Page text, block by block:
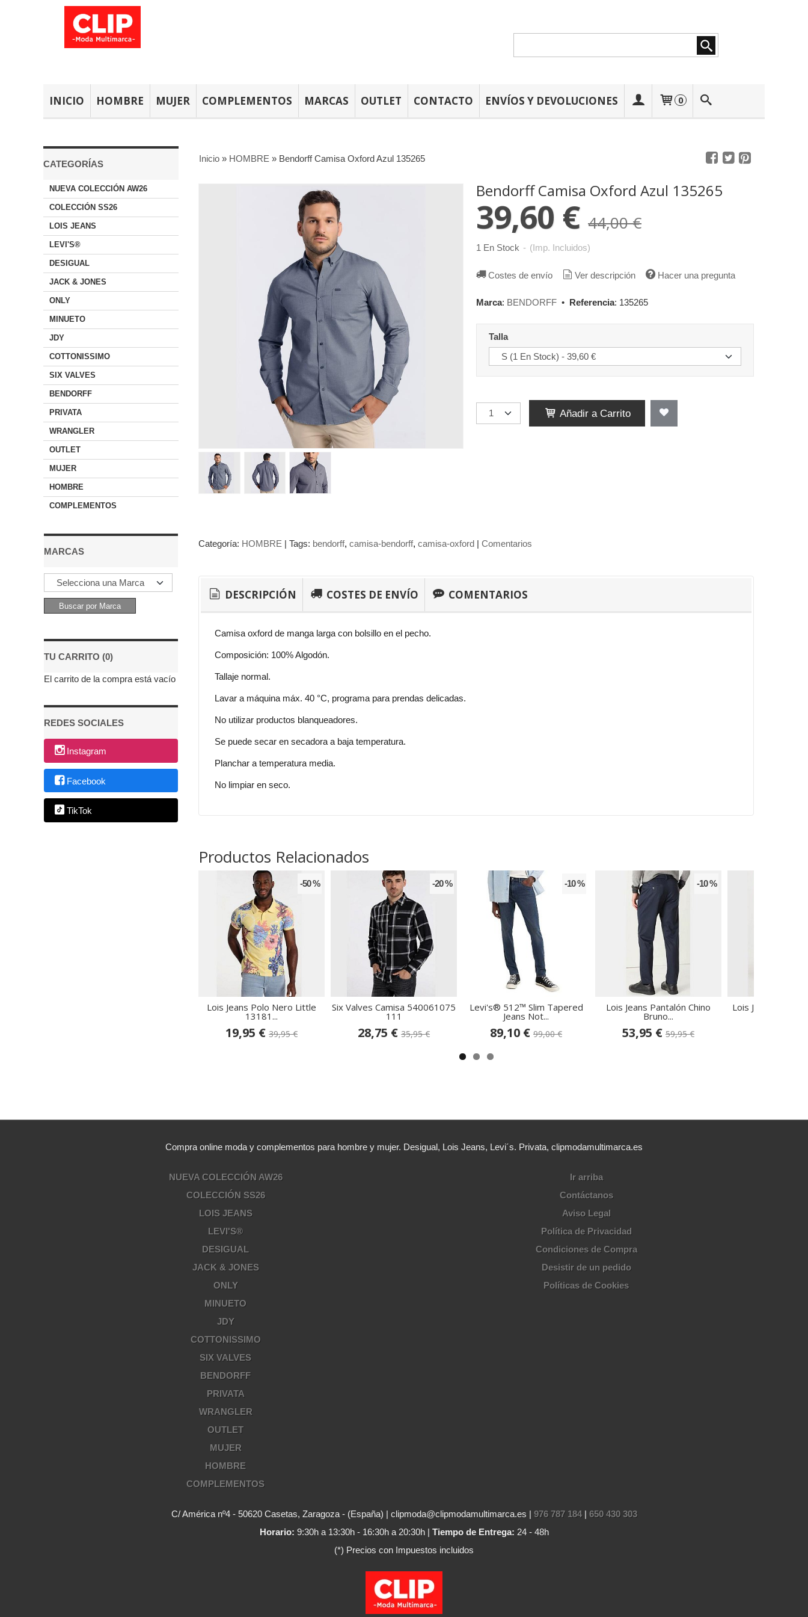
INICIO HOMBRE MUJER COMPLEMENTOS MARCAS OUTLET CONTACTO ENVÍOS Y DEVOLUCIONES 0
CATEGORÍAS
NUEVA COLECCIÓN AW26
COLECCIÓN SS26
LOIS JEANS
LEVI'S®
DESIGUAL
JACK & JONES
ONLY
MINUETO
JDY
COTTONISSIMO
SIX VALVES
BENDORFF
PRIVATA
WRANGLER
OUTLET
MUJER
HOMBRE
COMPLEMENTOS
MARCAS
TU CARRITO (0)
El carrito de la compra está vacío
REDES SOCIALES
Instagram
Facebook
TikTok
Inicio » HOMBRE » Bendorff Camisa Oxford Azul 135265
Bendorff Camisa Oxford Azul 135265
39,60 € 44,00 €
1 En Stock - (Imp. Incluidos)
Costes de envío Ver descripción Hacer una pregunta
Marca: BENDORFF • Referencia: 135265
Talla
Añadir a Carrito
Categoría: HOMBRE | Tags: bendorff camisa-bendorff camisa-oxford | Comentarios
DESCRIPCIÓN COSTES DE ENVÍO COMENTARIOS
Camisa oxford de manga larga con bolsillo en el pecho.
Composición: 100% Algodón.
Tallaje normal.
Lavar a máquina máx. 40 °C, programa para prendas delicadas.
No utilizar productos blanqueadores.
Se puede secar en secadora a baja temperatura.
Planchar a temperatura media.
No limpiar en seco.
Productos Relacionados
-50 %
Lois Jeans Polo Nero Little
13181...
19,95 € 39,95 €
-20 %
Six Valves Camisa 540061075
111
28,75 € 35,95 €
-10 %
Levi's® 512™ Slim Tapered
Jeans Not...
89,10 € 99,00 €
-10 %
Lois Jeans Pantalón Chino
Bruno...
53,95 € 59,95 €
Lois Jeans
Compra online moda y complementos para hombre y mujer. Desigual, Lois Jeans, Levi´s. Privata, clipmodamultimarca.es
NUEVA COLECCIÓN AW26
COLECCIÓN SS26
LOIS JEANS
LEVI'S®
DESIGUAL
JACK & JONES
ONLY
MINUETO
JDY
COTTONISSIMO
SIX VALVES
BENDORFF
PRIVATA
WRANGLER
OUTLET
MUJER
HOMBRE
COMPLEMENTOS
Ir arriba
Contáctanos
Aviso Legal
Política de Privacidad
Condiciones de Compra
Desistir de un pedido
Políticas de Cookies
C/ América nº4 - 50620 Casetas, Zaragoza - (España) | clipmoda@clipmodamultimarca.es | 976 787 184| 650 430 303
Horario: 9:30h a 13:30h - 16:30h a 20:30h | Tiempo de Entrega: 24 - 48h
(*) Precios con Impuestos incluidos